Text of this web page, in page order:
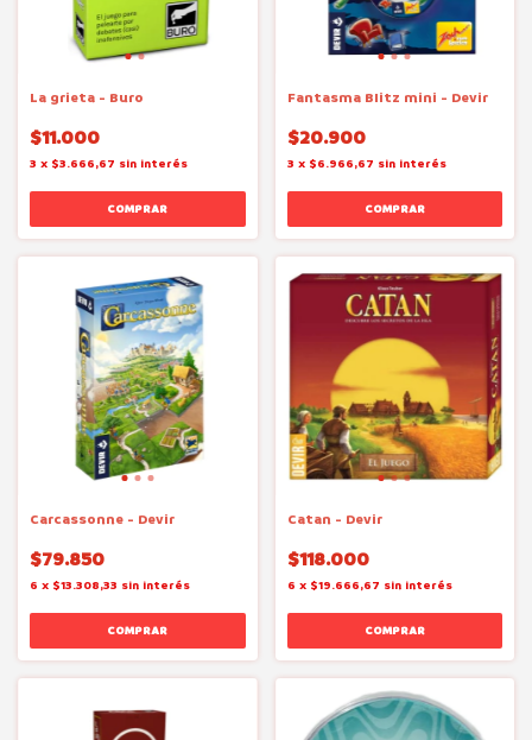
La grieta - Buro
$11.000
3 x $3.666,67 sin interés
Fantasma Blitz mini - Devir
$20.900
3 x $6.966,67 sin interés
Carcassonne - Devir
$79.850
6 x $13.308,33 sin interés
Catan - Devir
$118.000
6 x $19.666,67 sin interés